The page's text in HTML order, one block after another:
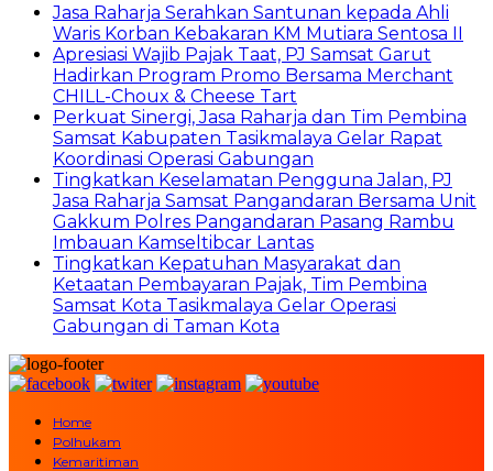
Jasa Raharja Serahkan Santunan kepada Ahli
Waris Korban Kebakaran KM Mutiara Sentosa II
Apresiasi Wajib Pajak Taat, PJ Samsat Garut
Hadirkan Program Promo Bersama Merchant
CHILL-Choux & Cheese Tart
Perkuat Sinergi, Jasa Raharja dan Tim Pembina
Samsat Kabupaten Tasikmalaya Gelar Rapat
Koordinasi Operasi Gabungan
Tingkatkan Keselamatan Pengguna Jalan, PJ
Jasa Raharja Samsat Pangandaran Bersama Unit
Gakkum Polres Pangandaran Pasang Rambu
Imbauan Kamseltibcar Lantas
Tingkatkan Kepatuhan Masyarakat dan
Ketaatan Pembayaran Pajak, Tim Pembina
Samsat Kota Tasikmalaya Gelar Operasi
Gabungan di Taman Kota
Home
Polhukam
Kemaritiman